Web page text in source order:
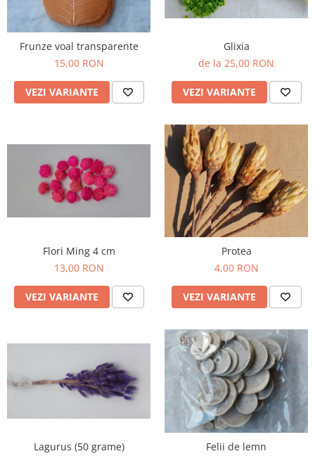
Frunze voal transparente
15,00 RON
VEZI VARIANTE
Glixia
de la 25,00 RON
VEZI VARIANTE
Flori Ming 4 cm
13,00 RON
VEZI VARIANTE
Protea
4,00 RON
VEZI VARIANTE
Lagurus (50 grame)
Felii de lemn